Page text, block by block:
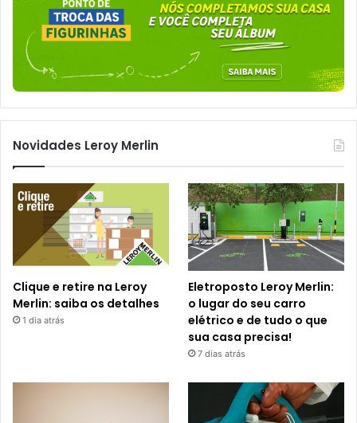
Novidades Leroy Merlin
Clique e retire na Leroy
Merlin: saiba os detalhes
1 dia atrás
Eletroposto Leroy Merlin:
o lugar do seu carro
elétrico e de tudo o que
sua casa precisa!
7 dias atrás